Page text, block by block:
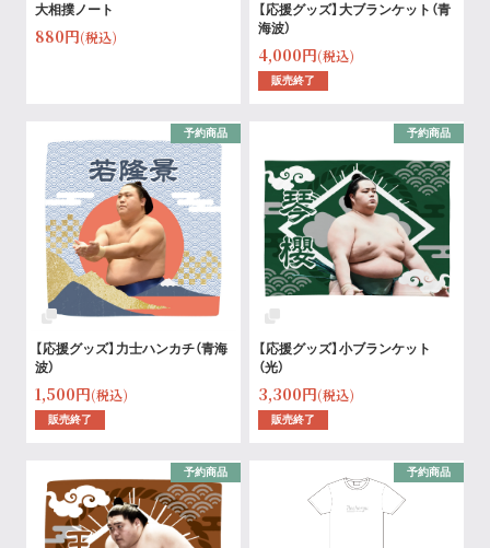
大相撲ノート
880円(税込)
【応援グッズ】大ブランケット（青
海波）
4,000円(税込)
販売終了
予約商品
【応援グッズ】力士ハンカチ（青海
波）
1,500円(税込)
販売終了
予約商品
【応援グッズ】小ブランケット
（光）
3,300円(税込)
販売終了
予約商品 予約商品